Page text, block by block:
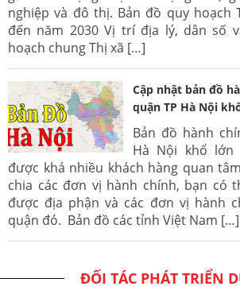
nghiệp và đô thị. Bản đồ quy hoạch
đến năm 2030 Vị trí địa lý, dân số
hoạch chung Thị xã […]
Cập nhật bản đồ
quận TP Hà Nội
Bản đồ hành
Hà Nội khổ lớn
được khá nhiều khách hàng quan
chia các đơn vị hành chính, bạn có
được địa phận và các đơn vị hành
quận đó. Bản đồ các tỉnh Việt Nam […]
ĐỐI TÁC PHÁT TRIỂN